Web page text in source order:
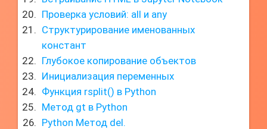
Проверка условий: all и any
Структурирование именованных
констант
Глубокое копирование объектов
Инициализация переменных
Функция rsplit() в Python
Метод gt в Python
Python Метод del.